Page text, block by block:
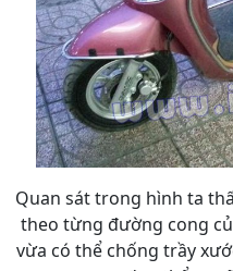
Quan sát trong hình ta
theo từng đường cong
vừa có thể chống trầy